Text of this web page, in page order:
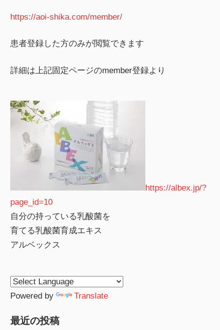
https://aoi-shika.com/member/
患者登録した方のみが閲覧できます
詳細は上記固定ページのmember登録より
https://albex.jp/?
page_id=10
自分の持っている乳酸菌を
育てる乳酸菌育成エキス
アルベックス
Powered by Translate
最近の投稿